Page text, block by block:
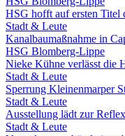
HSG hofft auf ersten Titel
Stadt & Leute
Kanalbaumaßnahme in
HSG Blomberg-Lippe
Nieke Kühne verlässt die
Stadt & Leute
Sperrung Kleinenmarper
Stadt & Leute
Ausstellung lädt zur
Stadt & Leute